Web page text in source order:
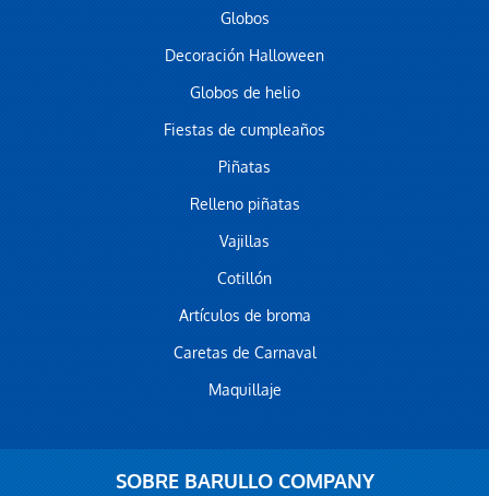
Globos
Decoración Halloween
Globos de helio
Fiestas de cumpleaños
Piñatas
Relleno piñatas
Vajillas
Cotillón
Artículos de broma
Caretas de Carnaval
Maquillaje
SOBRE BARULLO COMPANY